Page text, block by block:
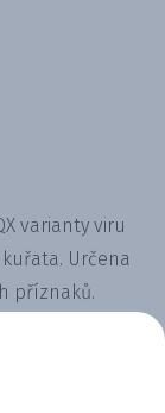
varianty viru
Určena
příznaků.